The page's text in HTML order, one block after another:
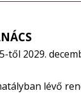
től 2029.
lévő